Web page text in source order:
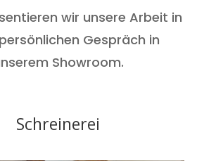
wir unsere Arbeit in
Gespräch in
Showroom.
Schreinerei